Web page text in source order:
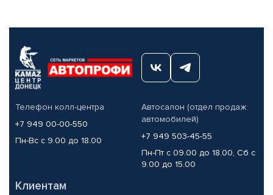
Телефон колл-центра
+7 949 00-00-550
Пн-Вс с 9.00 до 18.00
Автосалон (отдел продаж
автомобилей)
+7 949 503-45-55
Пн-Пт с 09.00 до 18.00, Сб с
9.00 до 15.00
Клиентам